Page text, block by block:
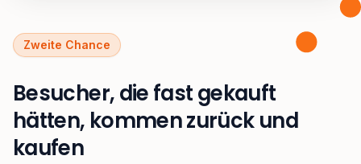
Zweite Chance
Besucher, die fast gekauft
hätten, kommen zurück und
kaufen